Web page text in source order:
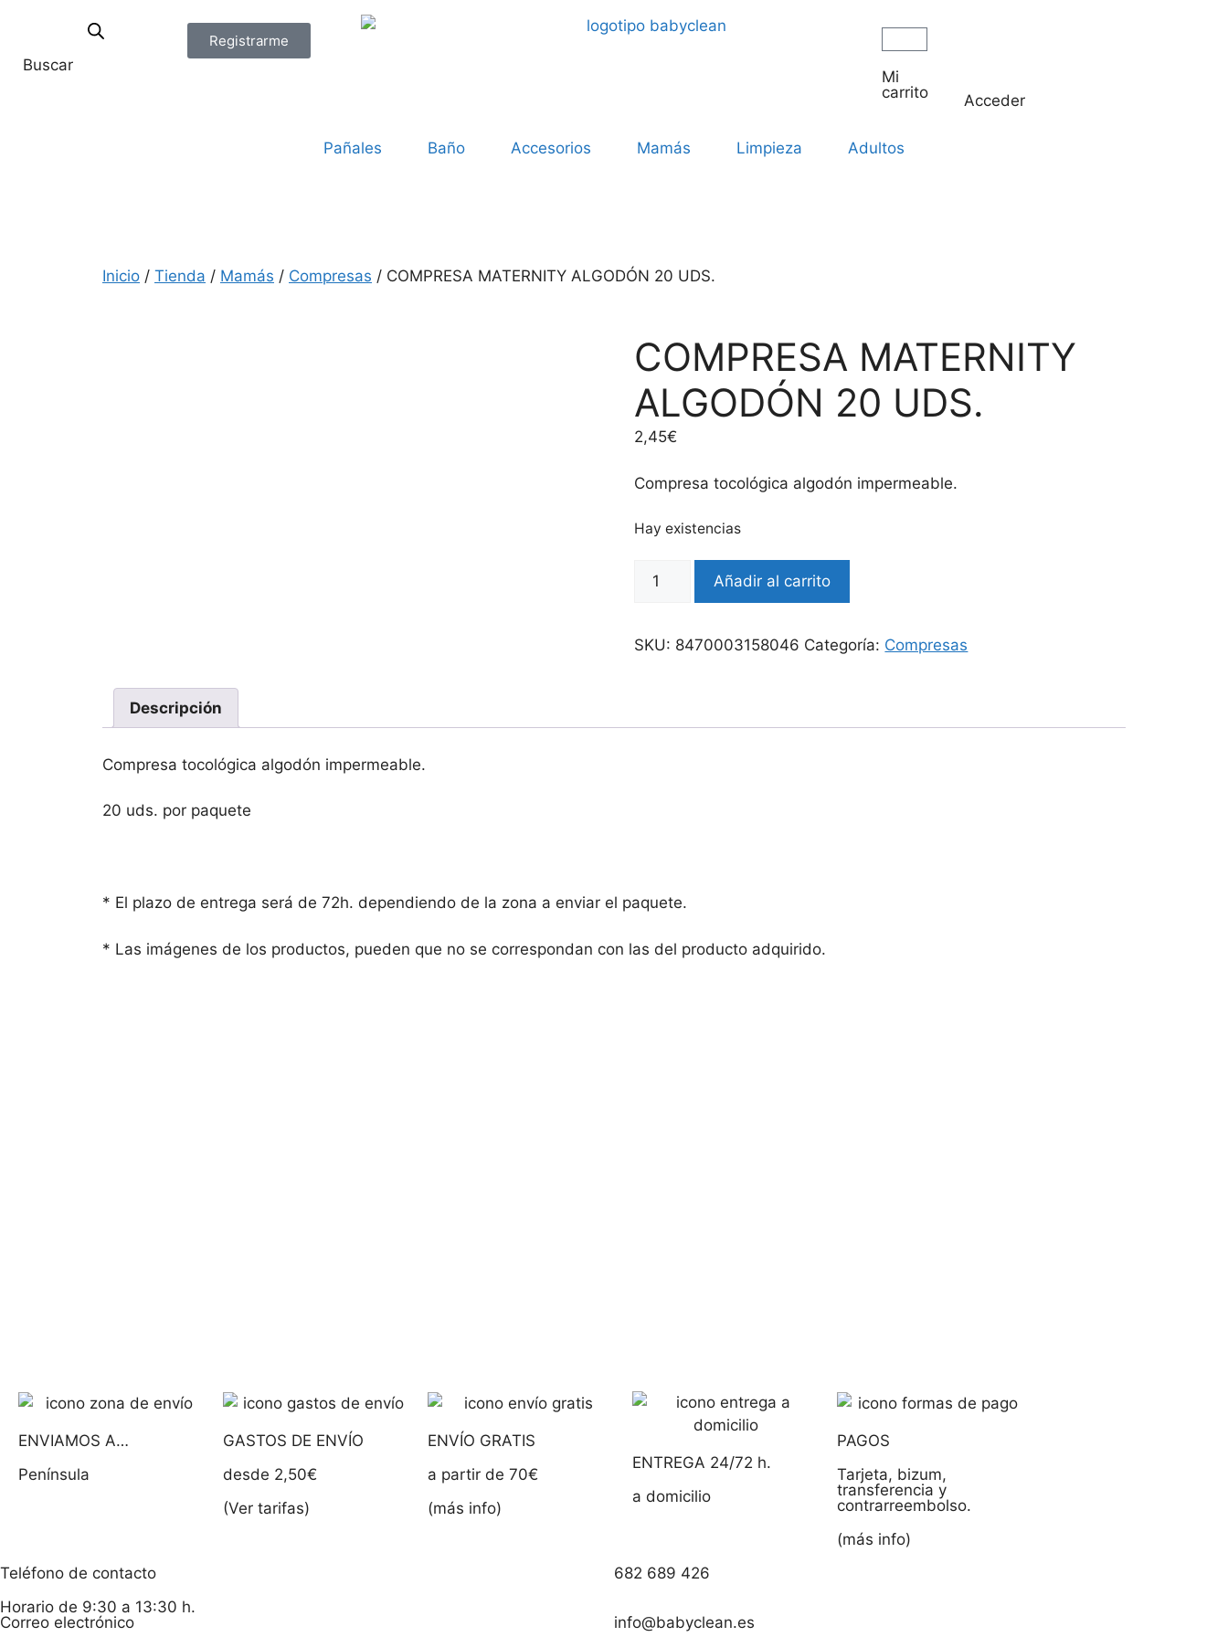
Buscar
Registrarme
Mi
carrito
Acceder
Pañales Baño Accesorios Mamás Limpieza Adultos
Inicio / Tienda / Mamás / Compresas / COMPRESA MATERNITY ALGODÓN 20 UDS.
COMPRESA MATERNITY
ALGODÓN 20 UDS.
2,45€
Compresa tocológica algodón impermeable.
Hay existencias
Añadir al carrito
SKU: 8470003158046 Categoría: Compresas
Descripción
Compresa tocológica algodón impermeable.
20 uds. por paquete
* El plazo de entrega será de 72h. dependiendo de la zona a enviar el paquete.
* Las imágenes de los productos, pueden que no se correspondan con las del producto adquirido.
ENVIAMOS A…
Península
GASTOS DE ENVÍO
desde 2,50€
(Ver tarifas)
ENVÍO GRATIS
a partir de 70€
(más info)
ENTREGA 24/72 h.
a domicilio
PAGOS
Tarjeta, bizum,
transferencia y
contrarreembolso.
(más info)
Teléfono de contacto
Horario de 9:30 a 13:30 h.
682 689 426
Correo electrónico info@babyclean.es